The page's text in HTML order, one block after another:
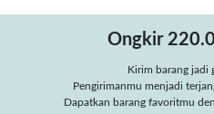
Ongkir
Kirim barang jadi
Pengirimanmu menjadi
Dapatkan barang favoritmu